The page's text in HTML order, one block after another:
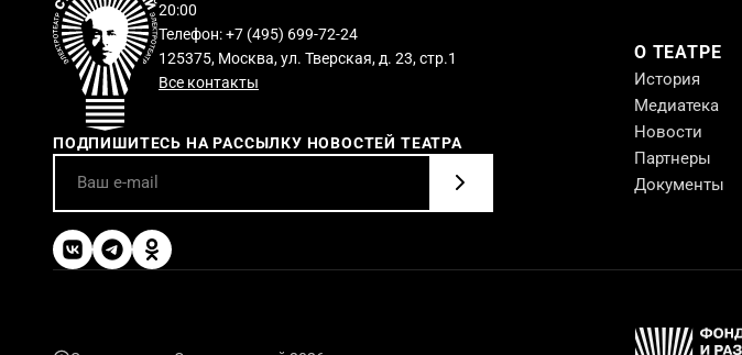
20:00
Телефон: +7 (495) 699-72-24
125375, Москва, ул. Тверская, д. 23, стр.1
Все контакты
ПОДПИШИТЕСЬ НА РАССЫЛКУ НОВОСТЕЙ ТЕАТРА
О ТЕАТРЕ
История
Медиатека
Новости
Партнеры
Документы